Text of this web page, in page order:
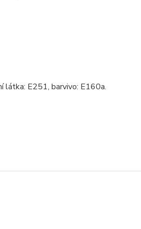
látka: E251, barvivo: E160a.